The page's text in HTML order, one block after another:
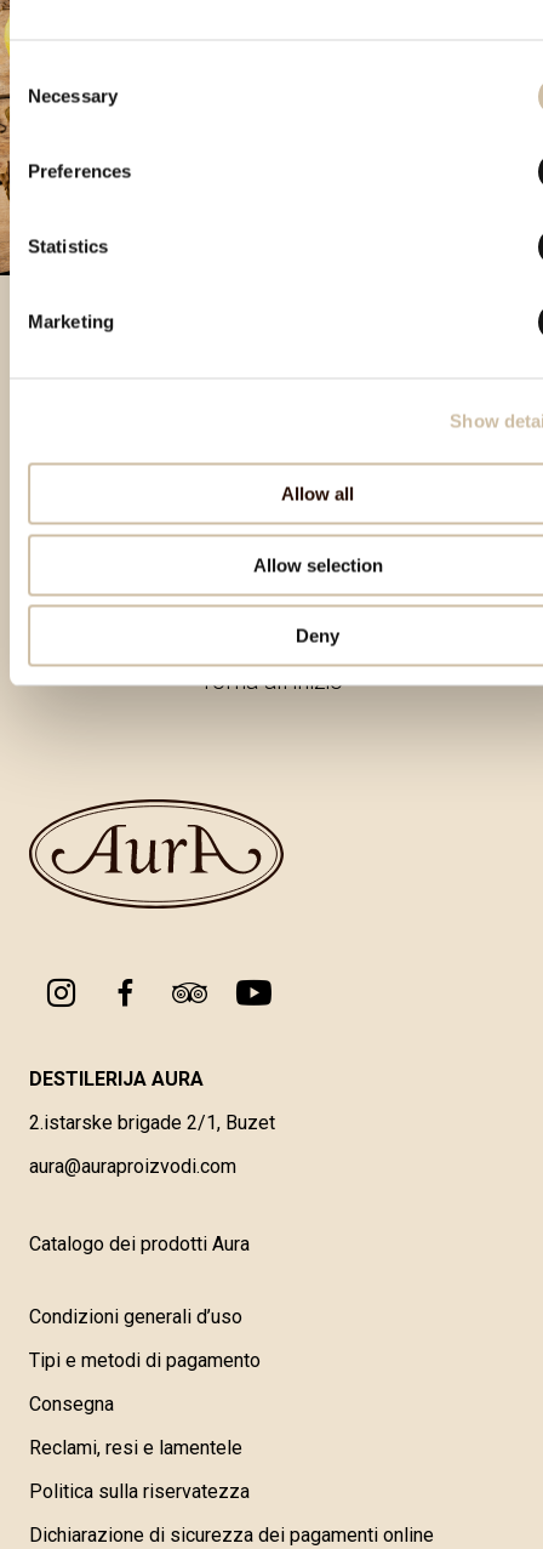
Consent
Selection
Necessary
Preferences
Statistics
Marketing
Show
Allow all
Allow selection
Deny
Torna all'inizio
DESTILERIJA AURA
2.istarske brigade 2/1, Buzet
aura@auraproizvodi.com
Catalogo dei prodotti Aura
Condizioni generali d’uso
Tipi e metodi di pagamento
Consegna
Reclami, resi e lamentele
Politica sulla riservatezza
Dichiarazione di sicurezza dei pagamenti online